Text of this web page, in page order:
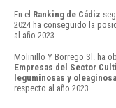
En el Ranking de Cádiz
2024 ha conseguido la
al año 2023.
Molinillo Y Borrego Sl. ha
Empresas del Sector
leguminosas y
respecto al año 2023.